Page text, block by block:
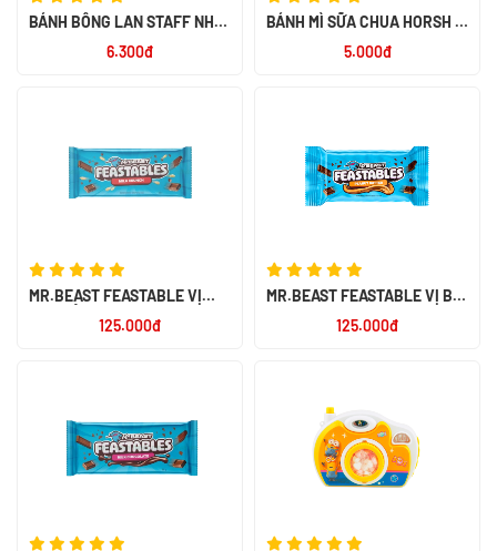
BÁNH BÔNG LAN STAFF NHO
6.300đ
BÁNH MÌ SỮA CHUA HORSH -
5.000đ
MR.BEAST FEASTABLE VỊ
125.000đ
MR.BEAST FEASTABLE VỊ BƠ
125.000đ